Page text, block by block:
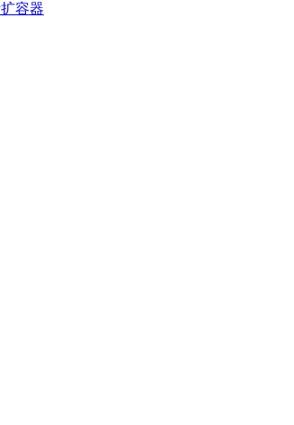
容器